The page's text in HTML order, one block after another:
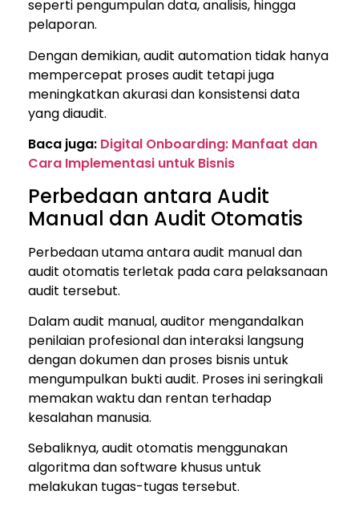
seperti pengumpulan data, analisis, hingga
pelaporan.
Dengan demikian, audit automation tidak hanya
mempercepat proses audit tetapi juga
meningkatkan akurasi dan konsistensi data
yang diaudit.
Baca juga: Digital Onboarding: Manfaat dan
Cara Implementasi untuk Bisnis
Perbedaan antara Audit
Manual dan Audit Otomatis
Perbedaan utama antara audit manual dan
audit otomatis terletak pada cara pelaksanaan
audit tersebut.
Dalam audit manual, auditor mengandalkan
penilaian profesional dan interaksi langsung
dengan dokumen dan proses bisnis untuk
mengumpulkan bukti audit. Proses ini seringkali
memakan waktu dan rentan terhadap
kesalahan manusia.
Sebaliknya, audit otomatis menggunakan
algoritma dan software khusus untuk
melakukan tugas-tugas tersebut.